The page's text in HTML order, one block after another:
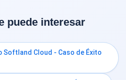
puede interesar
Softland Cloud - Caso de Éxito